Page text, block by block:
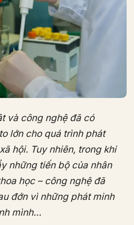
và công nghệ đã có
lớn cho quá trình phát
hội. Tuy nhiên, trong khi
những tiến bộ của nhân
học – công nghệ đã
đớn vì những phát minh
mình…